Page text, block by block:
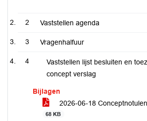
2 Vaststellen agenda
3 Vragenhalfuur
4
Vaststellen lijst besluiten en
concept verslag
Bijlagen
2026-06-18
68 KB